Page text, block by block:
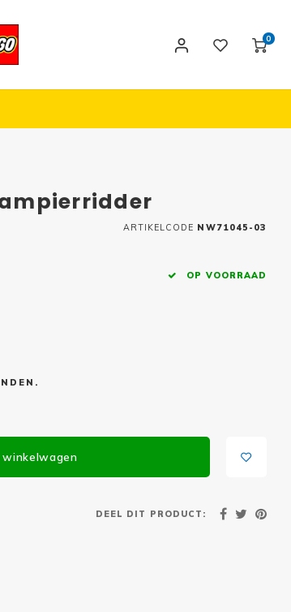
0
ARTIKELCODE NW71045-03
OP VOORRAAD
DEEL DIT PRODUCT: